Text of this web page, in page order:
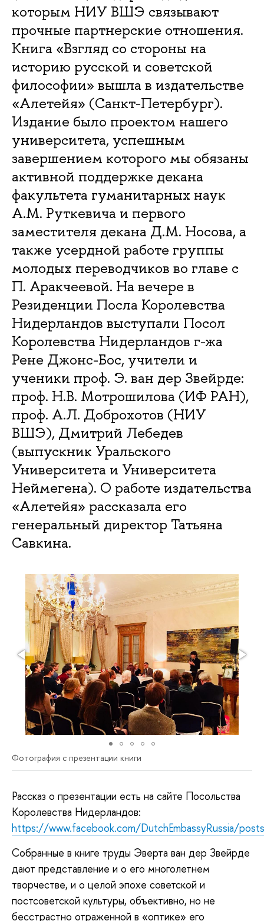
которым НИУ ВШЭ связывают
прочные партнерские отношения.
Книга «Взгляд со стороны на
историю русской и советской
философии» вышла в издательстве
«Алетейя» (Санкт-Петербург).
Издание было проектом нашего
университета, успешным
завершением которого мы обязаны
активной поддержке декана
факультета гуманитарных наук
А.М. Руткевича и первого
заместителя декана Д.М. Носова, а
также усердной работе группы
молодых переводчиков во главе с
П. Аракчеевой. На вечере в
Резиденции Посла Королевства
Нидерландов выступали Посол
Королевства Нидерландов г-жа
Рене Джонс-Бос, учители и
ученики проф. Э. ван дер Звейрде:
проф. Н.В. Мотрошилова (ИФ РАН),
проф. А.Л. Доброхотов (НИУ
ВШЭ), Дмитрий Лебедев
(выпускник Уральского
Университета и Университета
Неймегена). О работе издательства
«Алетейя» рассказала его
генеральный директор Татьяна
Савкина.
Фотография с презентации книги
Рассказ о презентации есть на сайте Посольства
Королевства Нидерландов:
https://www.facebook.com/DutchEmbassyRussia/
Собранные в книге труды Эверта ван дер Звейрде
дают представление и о его многолетнем
творчестве, и о целой эпохе советской и
постсоветской культуры, объективно, но не
бесстрастно отраженной в «оптике» его